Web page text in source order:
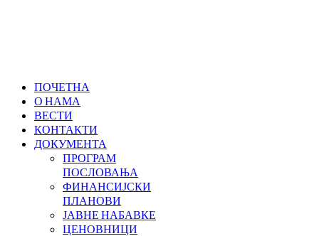
ПОЧЕТНА
О НАМА
ВЕСТИ
КОНТАКТИ
ДОКУМЕНТА
ПРОГРАМ
ПОСЛОВАЊА
ФИНАНСИЈСКИ
ПЛАНОВИ
ЈАВНЕ НАБАВКЕ
ЦЕНОВНИЦИ